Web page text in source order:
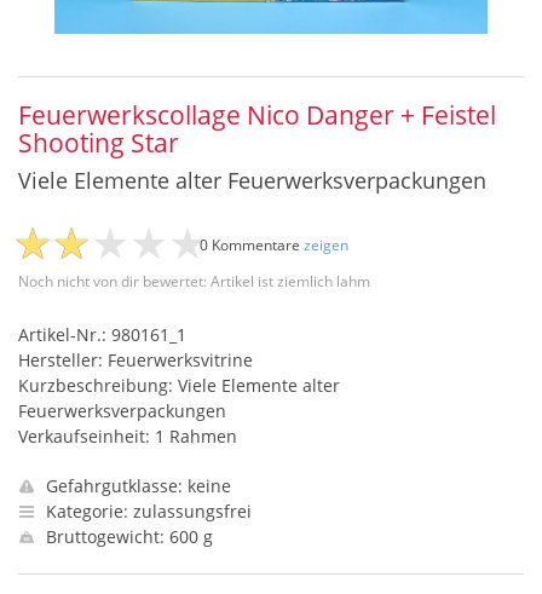
Feuerwerkscollage Nico Danger + Feistel
Shooting Star
Viele Elemente alter Feuerwerksverpackungen
Noch nicht von dir bewertet: Artikel ist ziemlich lahm
0 Kommentare zeigen
Artikel-Nr.: 980161_1
Hersteller: Feuerwerksvitrine
Kurzbeschreibung: Viele Elemente alter
Feuerwerksverpackungen
Verkaufseinheit: 1 Rahmen
Gefahrgutklasse: keine
Kategorie: zulassungsfrei
Bruttogewicht: 600 g